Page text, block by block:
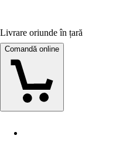
Livrare oriunde în țară
Comandă online